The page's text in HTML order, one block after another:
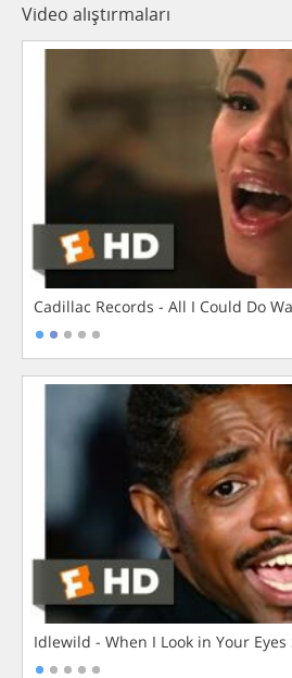
Video alıştırmaları
Cadillac Records - All I Could Do
Idlewild - When I Look in Your Eyes